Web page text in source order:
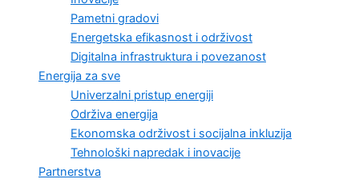
Pametni gradovi
Energetska efikasnost i održivost
Digitalna infrastruktura i povezanost
Energija za sve
Univerzalni pristup energiji
Održiva energija
Ekonomska održivost i socijalna inkluzija
Tehnološki napredak i inovacije
Partnerstva